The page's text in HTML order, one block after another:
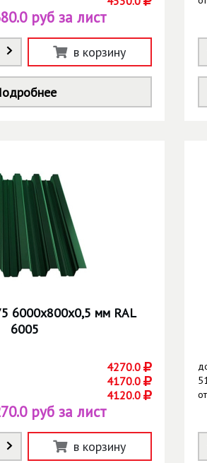
*
руб за лист
в корзину
6000х800х0,5 мм RAL
6005
4270.0
4170.0
4120.0
*
руб за лист
в корзину
от